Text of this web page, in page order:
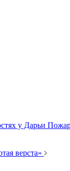
у Дарьи
верста»